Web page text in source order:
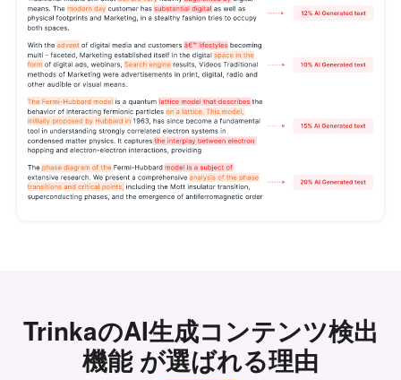
TrinkaのAI生成コンテンツ検出
機能 が選ばれる理由